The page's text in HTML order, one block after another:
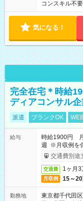
コンスキル不要
気になる！
完全在宅＊時給
ディアコンサル
派遣 ブランクOK
給与
時給1900円
週 ※月収例を
ービス利用可
交通費別途
交通費 1ヶ月
月収例 15～20
勤務地
東京都千代田区